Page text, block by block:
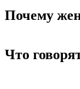
Почему
Что